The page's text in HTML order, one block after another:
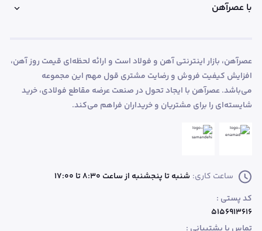
با عصرآهن
عصرآهن، بازار اینترنتی آهن و فولاد است و ارائه لحظه‌ای قیمت روز آهن،
افزایش کیفیت فروش و رضایت مشتری قول مهم این مجموعه
می‌باشد. عصرآهن با ایجاد تحول در صنعت عرضه مقاطع فولادی، خرید
شایسته‌ای را برای مشتریان و خریداران فراهم می‌کند.
ساعت کاری: شنبه تا پنجشنبه از ساعت 8:30 تا 17:00
کد پستی :
۵۱۵۶۹۱۳۶۱۶